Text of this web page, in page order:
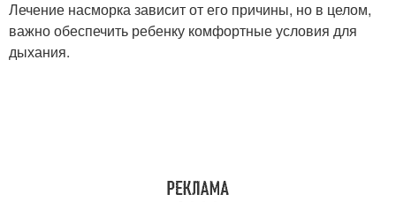
Лечение насморка зависит от его причины, но в целом,
важно обеспечить ребенку комфортные условия для
дыхания.